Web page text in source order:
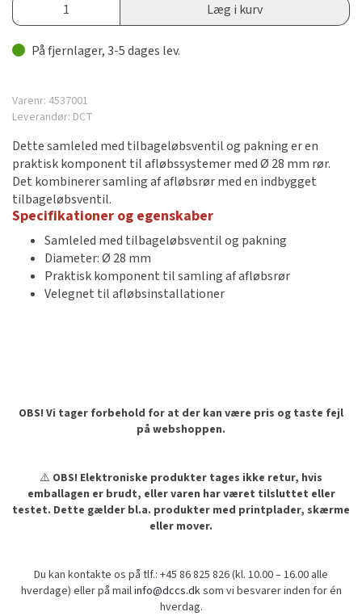
Læg i kurv
På fjernlager, 3-5 dages lev.
Varenr: 4537001
Leverandør: DCT
Dette samleled med tilbageløbsventil og pakning er en
praktisk komponent til afløbssystemer med Ø 28 mm rør.
Det kombinerer samling af afløbsrør med en indbygget
tilbageløbsventil.
Specifikationer og egenskaber
Samleled med tilbageløbsventil og pakning
Diameter: Ø 28 mm
Praktisk komponent til samling af afløbsrør
Velegnet til afløbsinstallationer
OBS! Vi tager forbehold for at der kan være pris og taste fejl
på webshoppen.
⚠️ OBS! Elektroniske produkter tages ikke retur, hvis
emballagen er brudt, eller varen har været tilsluttet eller
testet. Dette gælder bl.a. produkter med printplader, skærme
eller mover.
Du kan kontakte os på tlf.: +45 86 825 826 (kl. 10.00 – 16.00 alle
hverdage) eller på mailinfo@dccs.dksom vi besvarer inden for én
hverdag.